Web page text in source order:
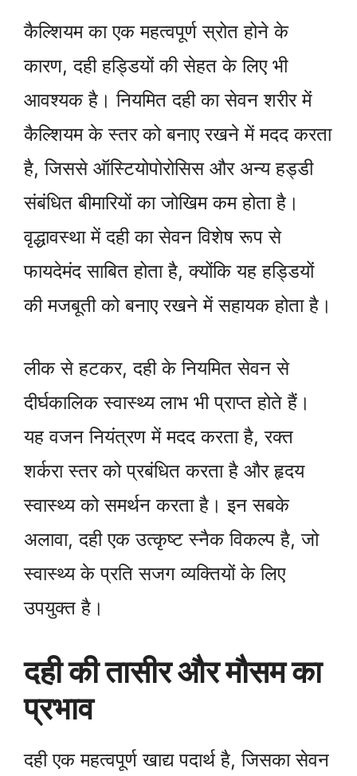
कैल्शियम का एक महत्वपूर्ण स्रोत होने के
कारण, दही हड्डियों की सेहत के लिए भी
आवश्यक है। नियमित दही का सेवन शरीर में
कैल्शियम के स्तर को बनाए रखने में मदद करता
है, जिससे ऑस्टियोपोरोसिस और अन्य हड्डी
संबंधित बीमारियों का जोखिम कम होता है।
वृद्धावस्था में दही का सेवन विशेष रूप से
फायदेमंद साबित होता है, क्योंकि यह हड्डियों
की मजबूती को बनाए रखने में सहायक होता है।
लीक से हटकर, दही के नियमित सेवन से
दीर्घकालिक स्वास्थ्य लाभ भी प्राप्त होते हैं।
यह वजन नियंत्रण में मदद करता है, रक्त
शर्करा स्तर को प्रबंधित करता है और हृदय
स्वास्थ्य को समर्थन करता है। इन सबके
अलावा, दही एक उत्कृष्ट स्नैक विकल्प है, जो
स्वास्थ्य के प्रति सजग व्यक्तियों के लिए
उपयुक्त है।
दही की तासीर और मौसम का
प्रभाव
दही एक महत्वपूर्ण खाद्य पदार्थ है, जिसका सेवन